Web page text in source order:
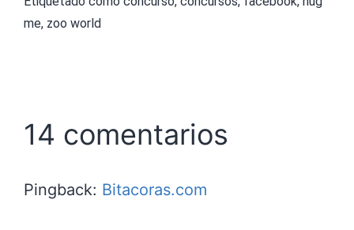
me, zoo world
14 comentarios
Pingback: Bitacoras.com